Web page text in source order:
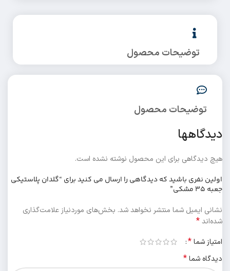
توضیحات محصول
توضیحات محصول
دیدگاهها
هیچ دیدگاهی برای این محصول نوشته نشده است.
اولین نفری باشید که دیدگاهی را ارسال می کنید برای “گلدان پلاستیکی
جعبه 35 مشکی”
نشانی ایمیل شما منتشر نخواهد شد. بخش‌های موردنیاز علامت‌گذاری
شده‌اند*
امتیاز شما*
دیدگاه شما*